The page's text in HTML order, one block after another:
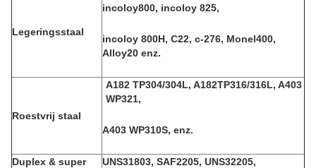
Legeringsstaal
incoloy800, incoloy 825,
incoloy 800H, C22, c-276, Monel400,
Alloy20 enz.
Roestvrij staal
A182 TP304/304L, A182TP316/316L, A403
WP321,
A403 WP310S, enz.
Duplex & super
UNS31803, SAF2205, UNS32205,